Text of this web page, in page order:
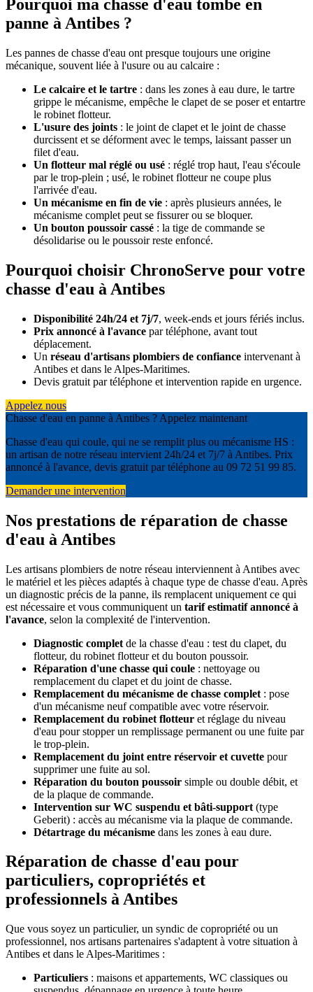
Pourquoi ma chasse d'eau tombe en
panne à Antibes ?
Les pannes de chasse d'eau ont presque toujours une origine
mécanique, souvent liée à l'usure ou au calcaire :
Le calcaire et le tartre : dans les zones à eau dure, le tartre
grippe le mécanisme, empêche le clapet de se poser et entartre
le robinet flotteur.
L'usure des joints : le joint de clapet et le joint de chasse
durcissent et se déforment avec le temps, laissant passer un
filet d'eau.
Un flotteur mal réglé ou usé : réglé trop haut, l'eau s'écoule
par le trop-plein ; usé, le robinet flotteur ne coupe plus
l'arrivée d'eau.
Un mécanisme en fin de vie : après plusieurs années, le
mécanisme complet peut se fissurer ou se bloquer.
Un bouton poussoir cassé : la tige de commande se
désolidarise ou le poussoir reste enfoncé.
Pourquoi choisir ChronoServe pour votre
chasse d'eau à Antibes
Disponibilité 24h/24 et 7j/7, week-ends et jours fériés inclus.
Prix annoncé à l'avance par téléphone, avant tout
déplacement.
Un réseau d'artisans plombiers de confiance intervenant à
Antibes et dans le Alpes-Maritimes.
Devis gratuit par téléphone et intervention rapide en urgence.
Appelez nous
Chasse d'eau en panne à Antibes ? Appelez maintenant
Chasse d'eau qui coule, qui ne se remplit plus ou mécanisme HS :
un artisan de notre réseau intervient 24h/24 et 7j/7 à Antibes. Prix
annoncé à l'avance, devis gratuit par téléphone au 09 72 51 99 85.
Demander une intervention
Nos prestations de réparation de chasse
d'eau à Antibes
Les artisans plombiers de notre réseau interviennent à Antibes avec
le matériel et les pièces adaptés à chaque type de chasse d'eau. Après
un diagnostic précis de la panne, ils remplacent uniquement ce qui
est nécessaire et vous communiquent un tarif estimatif annoncé à
l'avance, selon la complexité de l'intervention.
Diagnostic complet de la chasse d'eau : test du clapet, du
flotteur, du robinet flotteur et du bouton poussoir.
Réparation d'une chasse qui coule : nettoyage ou
remplacement du clapet et du joint de chasse.
Remplacement du mécanisme de chasse complet : pose
d'un mécanisme neuf compatible avec votre réservoir.
Remplacement du robinet flotteur et réglage du niveau
d'eau pour stopper un remplissage permanent ou une fuite par
le trop-plein.
Remplacement du joint entre réservoir et cuvette pour
supprimer une fuite au sol.
Réparation du bouton poussoir simple ou double débit, et
de la plaque de commande.
Intervention sur WC suspendu et bâti-support (type
Geberit) : accès au mécanisme via la plaque de commande.
Détartrage du mécanisme dans les zones à eau dure.
Réparation de chasse d'eau pour
particuliers, copropriétés et
professionnels à Antibes
Que vous soyez un particulier, un syndic de copropriété ou un
professionnel, nos artisans partenaires s'adaptent à votre situation à
Antibes et dans le Alpes-Maritimes :
Particuliers : maisons et appartements, WC classiques ou